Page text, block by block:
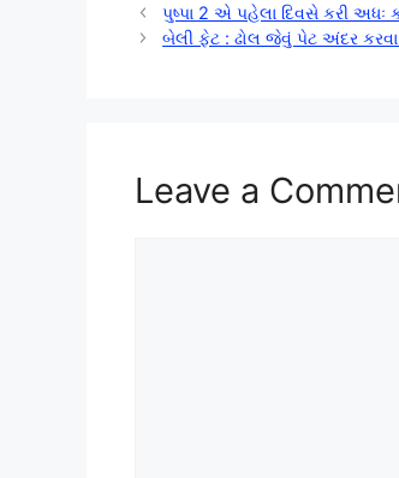
પુષ્પા 2 એ પહેલા દિવસે કરી અધઃ
બેલી ફેટ : ઢોલ જેવું પેટ અંદર કરવા
Leave a